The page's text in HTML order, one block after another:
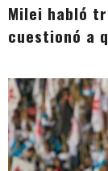
Milei habló
cuestionó a